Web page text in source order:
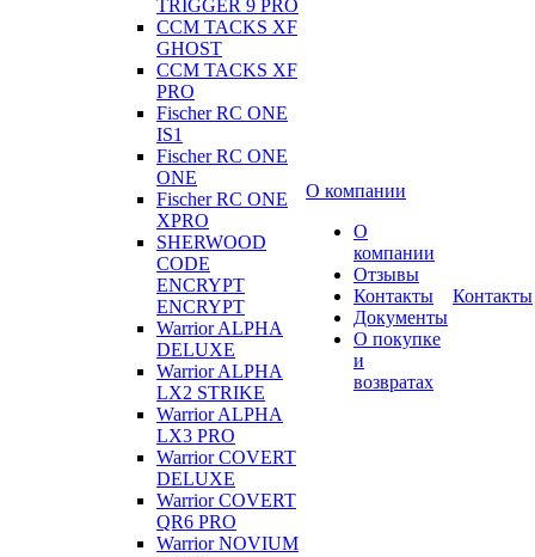
TRIGGER 9 PRO
CCM TACKS XF
GHOST
CCM TACKS XF
PRO
Fischer RC ONE
IS1
Fischer RC ONE
ONE
Fischer RC ONE
XPRO
SHERWOOD
CODE
ENCRYPT
ENCRYPT
Warrior ALPHA
DELUXE
Warrior ALPHA
LX2 STRIKE
Warrior ALPHA
LX3 PRO
Warrior COVERT
DELUXE
Warrior COVERT
QR6 PRO
Warrior NOVIUM
О компании
О
компании
Отзывы
Контакты
Документы
О покупке
и
возвратах
Контакты